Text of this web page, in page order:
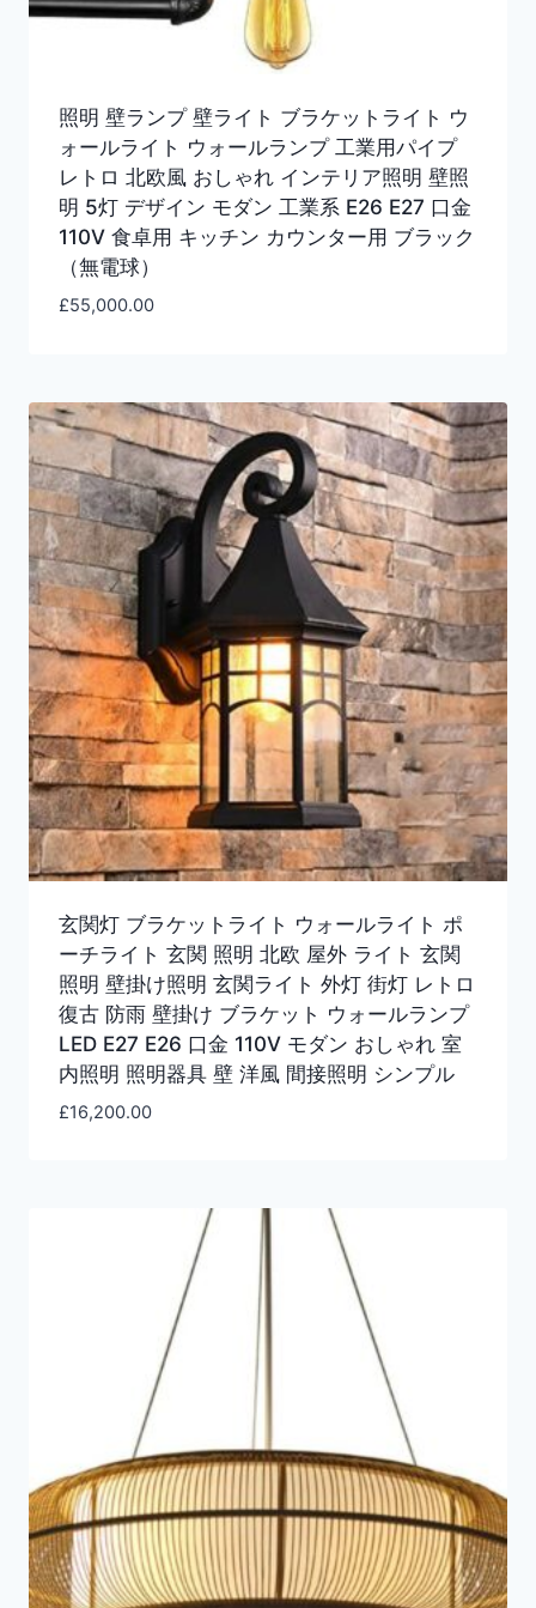
照明 壁ランプ 壁ライト ブラケットライト ウ
ォールライト ウォールランプ 工業用パイプ
レトロ 北欧風 おしゃれ インテリア照明 壁照
明 5灯 デザイン モダン 工業系 E26 E27 口金
110V 食卓用 キッチン カウンター用 ブラック
（無電球）
£55,000.00
玄関灯 ブラケットライト ウォールライト ポ
ーチライト 玄関 照明 北欧 屋外 ライト 玄関
照明 壁掛け照明 玄関ライト 外灯 街灯 レトロ
復古 防雨 壁掛け ブラケット ウォールランプ
LED E27 E26 口金 110V モダン おしゃれ 室
内照明 照明器具 壁 洋風 間接照明 シンプル
£16,200.00